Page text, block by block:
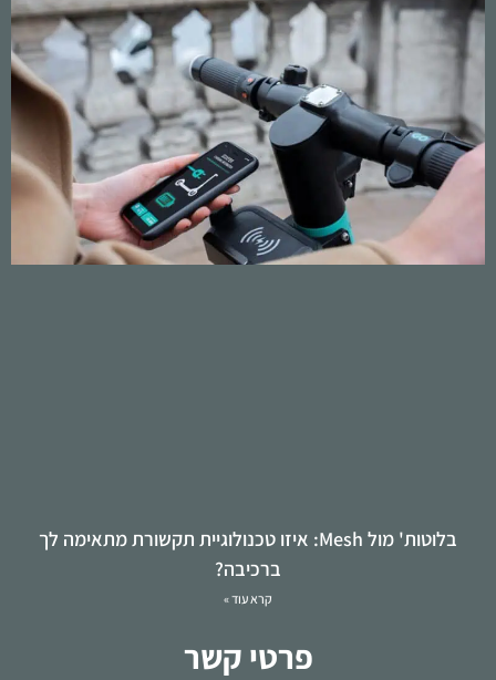
בלוטות' מול Mesh: איזו טכנולוגיית תקשורת מתאימה לך
ברכיבה?
קרא עוד »
פרטי קשר